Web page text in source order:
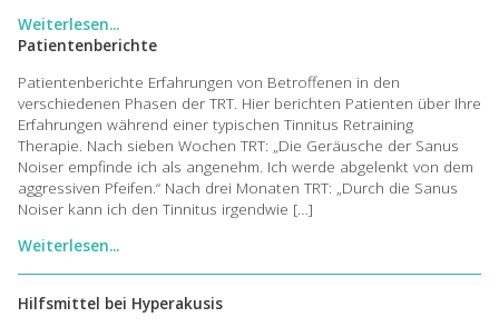
Weiterlesen...
Patientenberichte
Patientenberichte Erfahrungen von Betroffenen in den
verschiedenen Phasen der TRT. Hier berichten Patienten über Ihre
Erfahrungen während einer typischen Tinnitus Retraining
Therapie. Nach sieben Wochen TRT: „Die Geräusche der Sanus
Noiser empfinde ich als angenehm. Ich werde abgelenkt von dem
aggressiven Pfeifen.“ Nach drei Monaten TRT: „Durch die Sanus
Noiser kann ich den Tinnitus irgendwie […]
Weiterlesen...
Hilfsmittel bei Hyperakusis